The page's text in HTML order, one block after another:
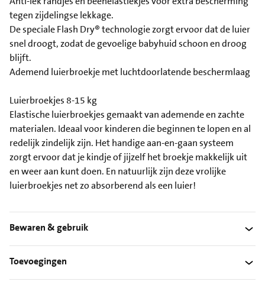
tegen zijdelingse lekkage.
De speciale Flash Dry® technologie zorgt ervoor dat de luier
snel droogt, zodat de gevoelige babyhuid schoon en droog
blijft.
Ademend luierbroekje met luchtdoorlatende beschermlaag
Luierbroekjes 8-15 kg
Elastische luierbroekjes gemaakt van ademende en zachte
materialen. Ideaal voor kinderen die beginnen te lopen en al
redelijk zindelijk zijn. Het handige aan-en-gaan systeem
zorgt ervoor dat je kindje of jijzelf het broekje makkelijk uit
en weer aan kunt doen. En natuurlijk zijn deze vrolijke
luierbroekjes net zo absorberend als een luier!
Bewaren & gebruik
Toevoegingen